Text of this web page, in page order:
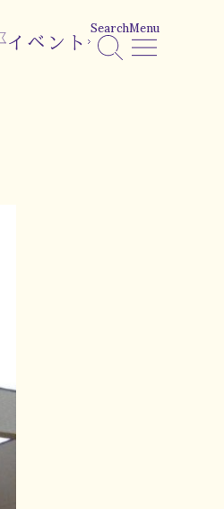
イベント
SearchMenu